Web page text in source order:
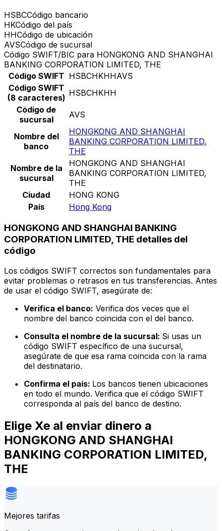
HSBCCódigo bancario
HKCódigo del país
HHCódigo de ubicación
AVSCódigo de sucursal
Código SWIFT/BIC para HONGKONG AND SHANGHAI
BANKING CORPORATION LIMITED, THE
Código SWIFT HSBCHKHHAVS
Código SWIFT
(8 caracteres) HSBCHKHH
Código de
sucursal
AVS
Nombre del
banco
HONGKONG AND SHANGHAI
BANKING CORPORATION LIMITED,
THE
Nombre de la
sucursal
HONGKONG AND SHANGHAI
BANKING CORPORATION LIMITED,
THE
Ciudad
HONG KONG
País
Hong Kong
HONGKONG AND SHANGHAI BANKING
CORPORATION LIMITED, THE detalles del
código
Los códigos SWIFT correctos son fundamentales para
evitar problemas o retrasos en tus transferencias. Antes
de usar el código SWIFT, asegúrate de:
Verifica el banco: Verifica dos veces que el
nombre del banco coincida con el del banco.
Consulta el nombre de la sucursal: Si usas un
código SWIFT específico de una sucursal,
asegúrate de que esa rama coincida con la rama
del destinatario.
Confirma el país: Los bancos tienen ubicaciones
en todo el mundo. Verifica que el código SWIFT
corresponda al país del banco de destino.
Elige Xe al enviar dinero a
HONGKONG AND SHANGHAI
BANKING CORPORATION LIMITED,
THE
Mejores tarifas